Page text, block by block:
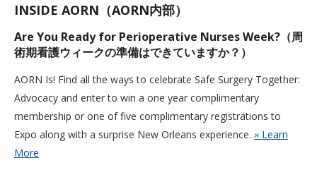
INSIDE AORN（AORN内部）
Are You Ready for Perioperative Nurses Week?（周
術期看護ウィークの準備はできていますか？）
AORN Is! Find all the ways to celebrate Safe Surgery Together:
Advocacy and enter to win a one year complimentary
membership or one of five complimentary registrations to
Expo along with a surprise New Orleans experience. » Learn
More